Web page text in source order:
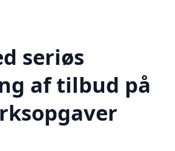
seriøs
af tilbud på